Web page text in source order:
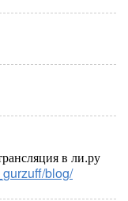
в ли.ру
blog/